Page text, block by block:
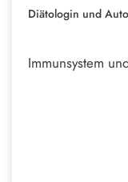
Diätologin und
Immunsystem